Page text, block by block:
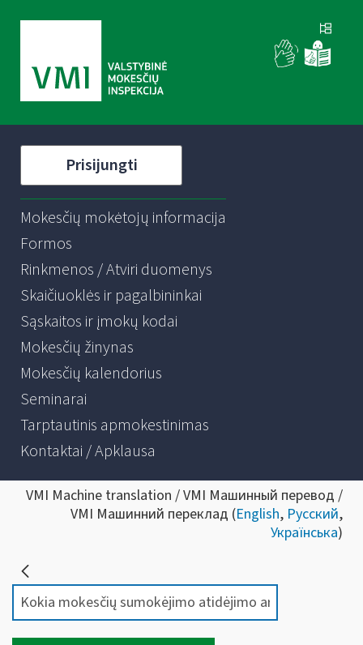
Prisijungti
Mokesčių mokėtojų informacija
Formos
Rinkmenos / Atviri duomenys
Skaičiuoklės ir pagalbininkai
Sąskaitos ir įmokų kodai
Mokesčių žinynas
Mokesčių kalendorius
Seminarai
Tarptautinis apmokestinimas
Kontaktai / Apklausa
VMI Machine translation / VMI Машинный перевод /
VMI Машинний переклад (English, Русский,
Українська)